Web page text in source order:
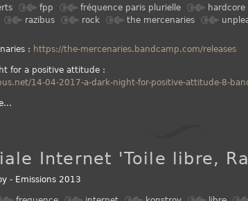
fpp fréquence paris plurielle hardcore
razibus rock the mercenaries
: https://the-mercenaries.bandcamp.com/releases
for a positive attitude :
14-04-2017-a-dark-night-for-positive-attitude-8-
...
Internet 'Toile libre,
- Emissions 2013